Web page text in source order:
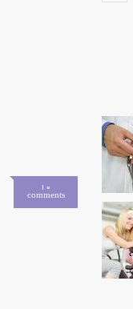
10
comments